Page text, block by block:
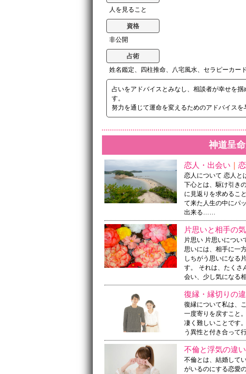
人を見ること
資格
非公開
占術
姓名鑑定、四柱推命、八宅風水、セラピーカー
占いをアドバイスとみなし、相談者が幸せを
す。
努力を通じて運命を変えるためのアドバイスを
神道呈
恋人・出会い ｜
恋人について 恋人と
下心とは、駆け引き
に見返りを求めるこ
て来た人生の中にパ
出来る……
片思いと相手の
片思い 片思いについ
思いには、相手に一
しちがう思いになる
す。 それは、たくさ
会い、少し気にな
復縁・縁切りの
復縁について私は、
一度寄りを戻すこと
凄く難しいことです
う異性と付き合って
不倫と浮気の違
不倫とは、結婚して
がいるのにする恋愛